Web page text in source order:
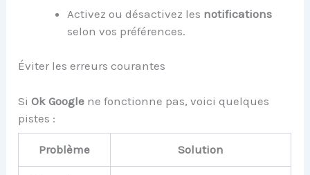
Activez ou désactivez les notifications
selon vos préférences.
Éviter les erreurs courantes
SiOk Google ne fonctionne pas, voici quelques
pistes :
Problème Solution